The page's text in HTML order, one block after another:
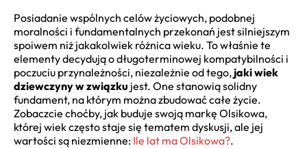
Posiadanie wspólnych celów życiowych, podobnej
moralności i fundamentalnych przekonań jest silniejszym
spoiwem niż jakakolwiek różnica wieku. To właśnie te
elementy decydują o długoterminowej kompatybilności i
poczuciu przynależności, niezależnie od tego, jaki wiek
dziewczyny w związku jest. One stanowią solidny
fundament, na którym można zbudować całe życie.
Zobaczcie choćby, jak buduje swoją markę Olsikowa,
której wiek często staje się tematem dyskusji, ale jej
wartości są niezmienne: Ile lat ma Olsikowa?.